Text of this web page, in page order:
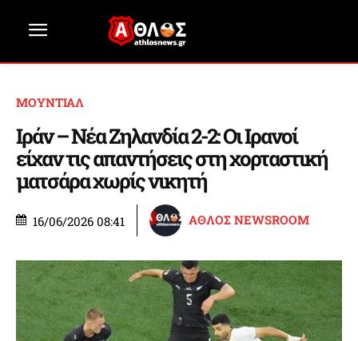
ΜΟΥΝΤΙΑΛ
Ιράν – Νέα Ζηλανδία 2-2: Οι Ιρανοί
είχαν τις απαντήσεις στη χορταστική
ματσάρα χωρίς νικητή
16/06/2026 08:41 ΑΘΛΟΣ NEWSROOM